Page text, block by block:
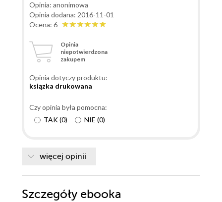
Opinia: anonimowa
Opinia dodana: 2016-11-01
Ocena: 6
Opinia
niepotwierdzona
zakupem
Opinia dotyczy produktu:
ksiązka drukowana
Czy opinia była pomocna:
TAK(0) NIE (0)
więcej opinii
Szczegóły ebooka